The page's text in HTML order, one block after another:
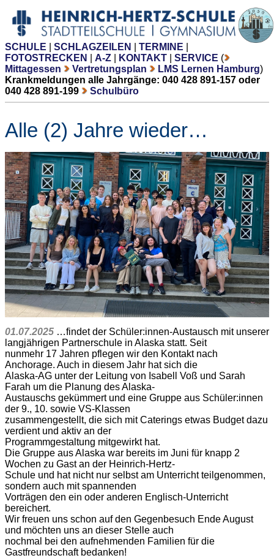
SCHULE SCHLAGZEILEN TERMINE
FOTOSTRECKEN
A-Z KONTAKT SERVICE (
Mittagessen
Vertretungsplan LMS Lernen Hamburg)
Krankmeldungen alle Jahrgänge: 040 428 891-157 oder
040 428 891-199
Schulbüro
Alle (2) Jahre wieder…
01.07.2025 …findet der Schüler:innen-Austausch mit unserer
langjährigen Partnerschule in Alaska statt. Seit
nunmehr 17 Jahren pflegen wir den Kontakt nach
Anchorage. Auch in diesem Jahr hat sich die
Alaska-AG unter der Leitung von Isabell Voß und Sarah
Farah um die Planung des Alaska-
Austauschs gekümmert und eine Gruppe aus Schüler:innen
der 9., 10. sowie VS-Klassen
zusammengestellt, die sich mit Caterings etwas Budget dazu
verdient und aktiv an der
Programmgestaltung mitgewirkt hat.
Die Gruppe aus Alaska war bereits im Juni für knapp 2
Wochen zu Gast an der Heinrich-Hertz-
Schule und hat nicht nur selbst am Unterricht teilgenommen,
sondern auch mit spannenden
Vorträgen den ein oder anderen Englisch-Unterricht
bereichert.
Wir freuen uns schon auf den Gegenbesuch Ende August
und möchten uns an dieser Stelle auch
nochmal bei den aufnehmenden Familien für die
Gastfreundschaft bedanken!